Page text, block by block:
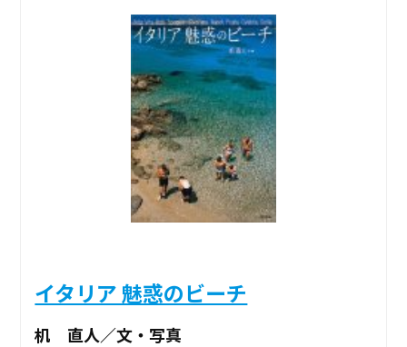
イタリア 魅惑のビーチ
机 直人／文・写真